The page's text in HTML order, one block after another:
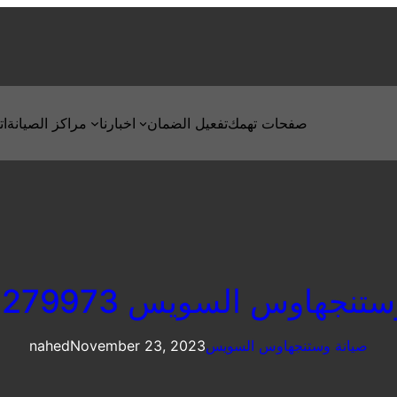
مراكز الصيانة اخبارنا تفعيل الضمانصفحات تهمك
السويس 01092279973
nahedNovember 23, 2023صيانة وستنجهاوس السويس